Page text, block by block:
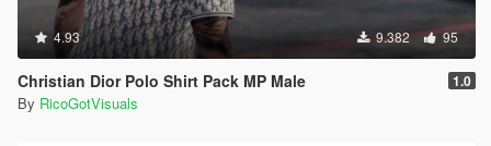
4.93 9.382 95
Christian Dior Polo Shirt Pack MP Male 1.0
By RicoGotVisuals